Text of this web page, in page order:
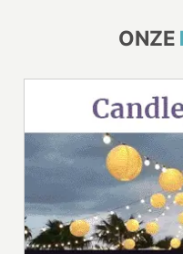
ONZE